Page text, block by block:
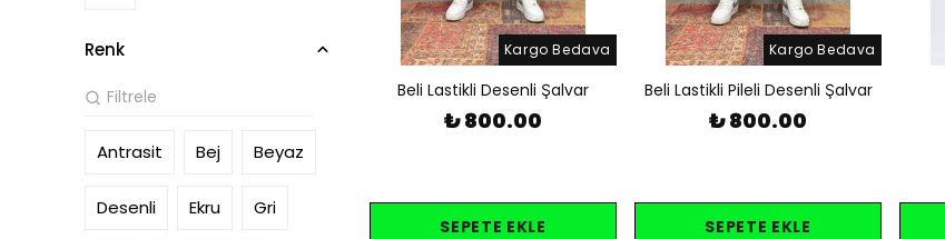
Renk
Antrasit Bej Beyaz
Desenli Ekru Gri
Kargo Bedava
Beli Lastikli Desenli Şalvar
₺ 800.00
SEPETE EKLE
Kargo Bedava
Beli Lastikli Pileli Desenli Şalvar
₺ 800.00
SEPETE EKLE